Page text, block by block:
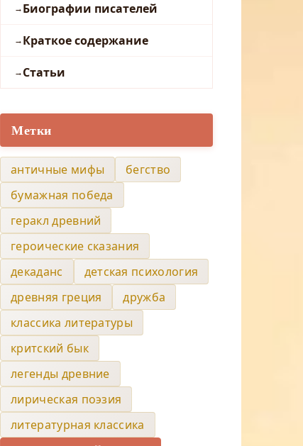
Биографии писателей
Краткое содержание
Статьи
Метки
античные мифы
бегство
бумажная победа
геракл древний
героические сказания
декаданс
детская психология
древняя греция
дружба
классика литературы
критский бык
легенды древние
лирическая поэзия
литературная классика